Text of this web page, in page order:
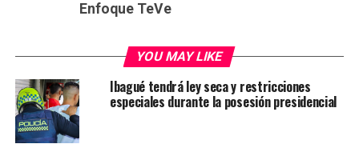
Enfoque TeVe
YOU MAY LIKE
Ibagué tendrá ley seca y restricciones
especiales durante la posesión presidencial